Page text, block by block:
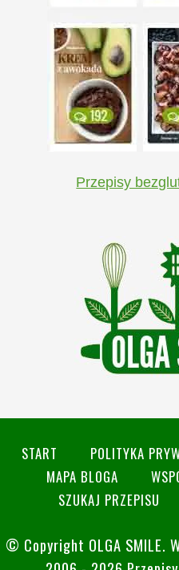
Przepisy
START POLITYKA
MAPA BLOGA
SZUKAJ PRZEPISU
© Copyright OLGA SMILE.